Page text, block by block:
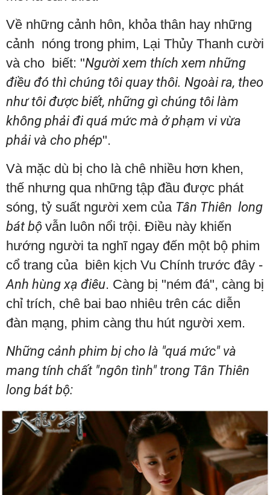
Về những cảnh hôn, khỏa thân hay những
cảnh nóng trong phim, Lại Thủy Thanh cười
và cho biết: "Người xem thích xem những
điều đó thì chúng tôi quay thôi. Ngoài ra, theo
như tôi được biết, những gì chúng tôi làm
không phải đi quá mức mà ở phạm vi vừa
phải và cho phép".
Và mặc dù bị cho là chê nhiều hơn khen,
thế nhưng qua những tập đầu được phát
sóng, tỷ suất người xem của Tân Thiên long
bát bộ vẫn luôn nổi trội. Điều này khiến
hướng người ta nghĩ ngay đến một bộ phim
cổ trang của biên kịch Vu Chính trước đây -
Anh hùng xạ điêu. Càng bị "ném đá", càng bị
chỉ trích, chê bai bao nhiêu trên các diễn
đàn mạng, phim càng thu hút người xem.
Những cảnh phim bị cho là "quá mức" và
mang tính chất "ngôn tình" trong Tân Thiên
long bát bộ: